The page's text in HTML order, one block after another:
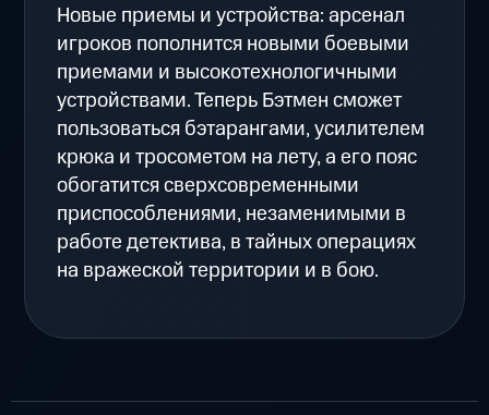
Новые приемы и устройства: арсенал
игроков пополнится новыми боевыми
приемами и высокотехнологичными
устройствами. Теперь Бэтмен сможет
пользоваться бэтарангами, усилителем
крюка и тросометом на лету, а его пояс
обогатится сверхсовременными
приспособлениями, незаменимыми в
работе детектива, в тайных операциях
на вражеской территории и в бою.